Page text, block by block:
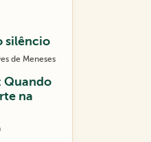
silêncio
de Meneses
Quando
na